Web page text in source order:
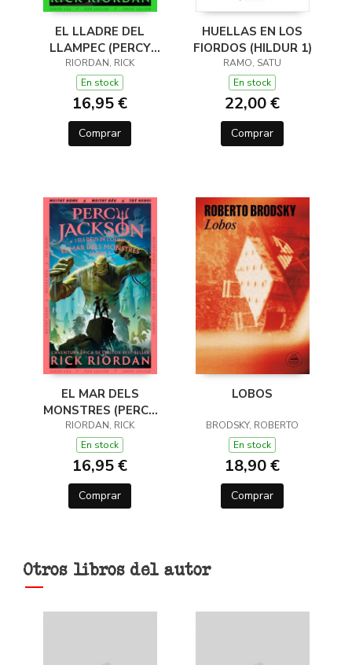
EL LLADRE DEL
LLAMPEC (PERCY
JACKSON I ELS DÉUS
DE L'OLIMP 1)
RIORDAN, RICK
En stock
16,95 €
Comprar
HUELLAS EN LOS
FIORDOS (HILDUR 1)
RAMO, SATU
En stock
22,00 €
Comprar
EL MAR DELS
MONSTRES (PERCY
JACKSON I ELS DÉUS
DE L'OLIMP 2)
RIORDAN, RICK
En stock
16,95 €
Comprar
LOBOS
BRODSKY, ROBERTO
En stock
18,90 €
Comprar
Otros libros del autor